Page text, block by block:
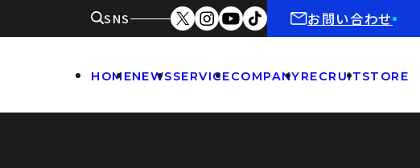
SNS お問い合わせ
HOMENEWSSERVICECOMPANYRECRUITSTORE